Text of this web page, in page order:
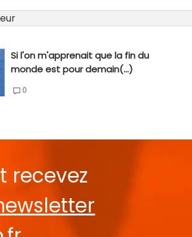
Si l'on m'apprenait que la fin du
monde est pour demain(...)
0
recevez